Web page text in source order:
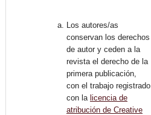
Los autores/as
conservan los derechos
de autor y ceden a la
revista el derecho de la
primera publicación,
con el trabajo registrado
con la licencia de
atribución de Creative